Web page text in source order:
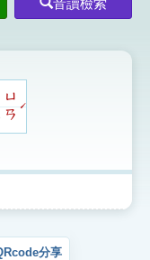
搜
搜
鍵
圖
音讀檢索
ㄩ
ㄢ
ˊ
分享